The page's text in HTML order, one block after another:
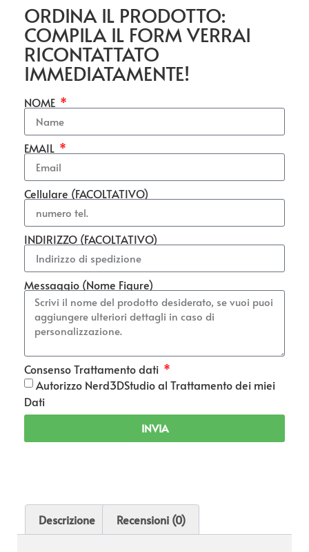
ORDINA IL PRODOTTO:
COMPILA IL FORM VERRAI
RICONTATTATO
IMMEDIATAMENTE!
NOME
EMAIL
Cellulare (FACOLTATIVO)
INDIRIZZO (FACOLTATIVO)
Messaggio (Nome Figure)
Consenso Trattamento dati
Autorizzo Nerd3DStudio al Trattamento dei miei
Dati
INVIA
Descrizione Recensioni (0)